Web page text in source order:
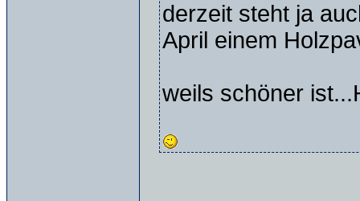
derzeit steht ja
April einem
weils schöner